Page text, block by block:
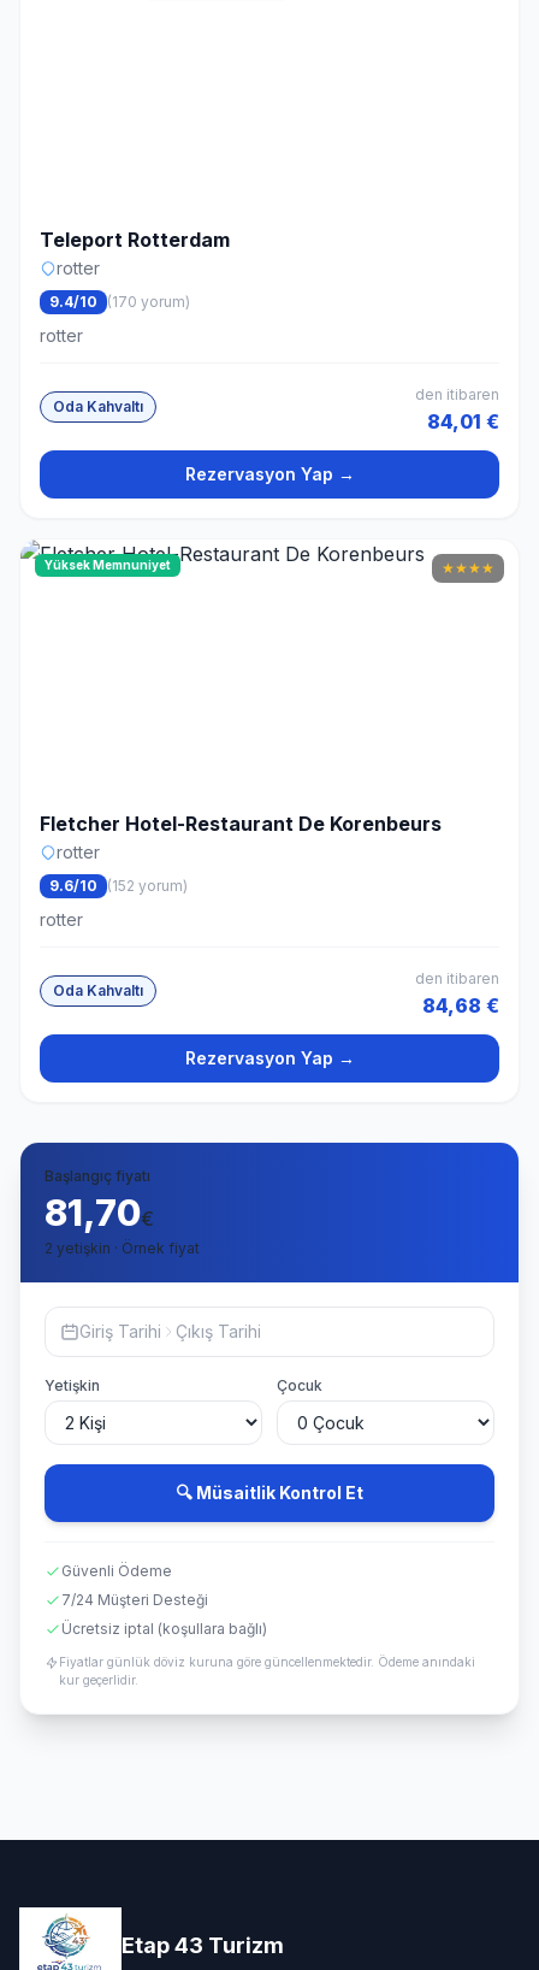
Teleport Rotterdam
rotter
9.4/10 (170 yorum)
rotter
Oda Kahvaltı
den itibaren
84,01 €
Rezervasyon Yap →
Yüksek Memnuniyet ★★★★
Fletcher Hotel-Restaurant De Korenbeurs
rotter
9.6/10 (152 yorum)
rotter
Oda Kahvaltı
den itibaren
84,68 €
Rezervasyon Yap →
Başlangıç fiyatı
81,70€
2 yetişkin · Örnek fiyat
Giriş Tarihi Çıkış Tarihi
Yetişkin Çocuk
🔍 Müsaitlik Kontrol Et
Güvenli Ödeme
7/24 Müşteri Desteği
Ücretsiz iptal (koşullara bağlı)
Fiyatlar günlük döviz kuruna göre güncellenmektedir. Ödeme anındaki
kur geçerlidir.
Etap 43 Turizm